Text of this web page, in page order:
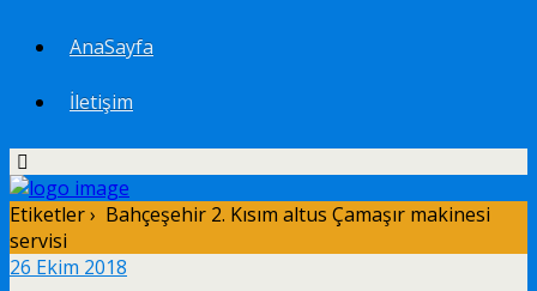
AnaSayfa
İletişim
Etiketler › Bahçeşehir 2. Kısım altus Çamaşır makinesi
servisi
26 Ekim 2018